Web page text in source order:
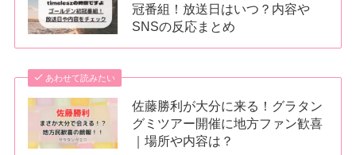
冠番組！放送日はいつ？内容や
SNSの反応まとめ
あわせて読みたい
佐藤勝利が大分に来る！グラタン
グミツアー開催に地方ファン歓喜
｜場所や内容は？